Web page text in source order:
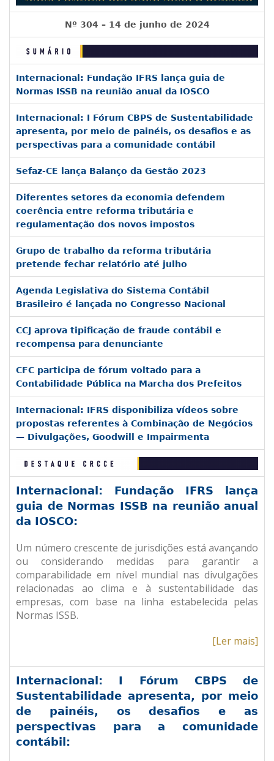
Nº 304 – 14 de junho de 2024
Internacional: Fundação IFRS lança guia de
Normas ISSB na reunião anual da IOSCO
Internacional: I Fórum CBPS de Sustentabilidade
apresenta, por meio de painéis, os desafios e as
perspectivas para a comunidade contábil
Sefaz-CE lança Balanço da Gestão 2023
Diferentes setores da economia defendem
coerência entre reforma tributária e
regulamentação dos novos impostos
Grupo de trabalho da reforma tributária
pretende fechar relatório até julho
Agenda Legislativa do Sistema Contábil
Brasileiro é lançada no Congresso Nacional
CCJ aprova tipificação de fraude contábil e
recompensa para denunciante
CFC participa de fórum voltado para a
Contabilidade Pública na Marcha dos Prefeitos
Internacional: IFRS disponibiliza vídeos sobre
propostas referentes à Combinação de Negócios
— Divulgações, Goodwill e Impairmenta
Internacional: Fundação IFRS lança
guia de Normas ISSB na reunião anual
da IOSCO:
Um número crescente de jurisdições está avançando
ou considerando medidas para garantir a
comparabilidade em nível mundial nas divulgações
relacionadas ao clima e à sustentabilidade das
empresas, com base na linha estabelecida pelas
Normas ISSB.
[Ler mais]
Internacional: I Fórum CBPS de
Sustentabilidade apresenta, por meio
de painéis, os desafios e as
perspectivas para a comunidade
contábil: